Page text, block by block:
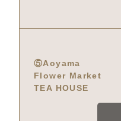
⑤Aoyama
Flower Market
TEA HOUSE